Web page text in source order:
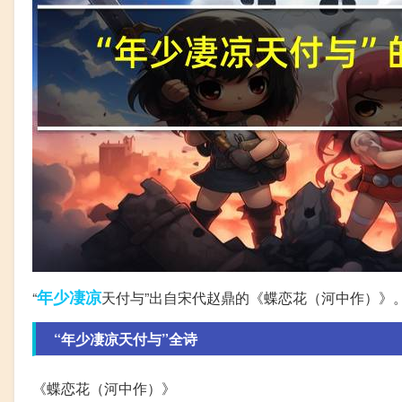
“年少凄凉天付与”出自宋代赵鼎的《蝶恋花（河中作）》
“年少凄凉天付与”全诗
《蝶恋花（河中作）》